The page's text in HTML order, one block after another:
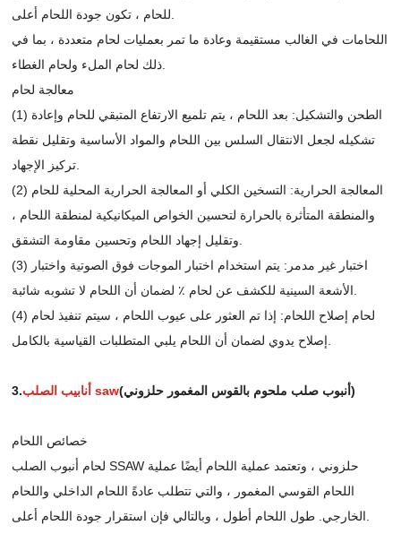
اللحامات في الغالب مستقيمة وعادة ما تمر بعمليات لحام متعددة ، بما في
معالجة لحام
(1) الطحن والتشكيل: بعد اللحام ، يتم تلميع الارتفاع المتبقي للحام وإعادة
تشكيله لجعل الانتقال السلس بين اللحام والمواد الأساسية وتقليل نقطة
(2) المعالجة الحرارية: التسخين الكلي أو المعالجة الحرارية المحلية للحام
والمنطقة المتأثرة بالحرارة لتحسين الخواص الميكانيكية لمنطقة اللحام ،
(3) اختبار غير مدمر: يتم استخدام اختبار الموجات فوق الصوتية واختبار
(4) لحام إصلاح اللحام: إذا تم العثور على عيوب اللحام ، سيتم تنفيذ لحام
3. أنابيب الصلب saw (أنبوب صلب ملحوم بالقوس المغمور حلزوني)
خصائص اللحام
لحام أنبوب الصلب SSAW حلزوني ، وتعتمد عملية اللحام أيضًا عملية
اللحام القوسي المغمور ، والتي تتطلب عادةً اللحام الداخلي واللحام